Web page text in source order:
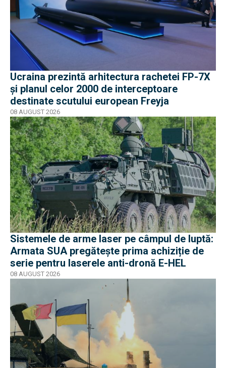
Ucraina prezintă arhitectura rachetei FP-7X
și planul celor 2000 de interceptoare
destinate scutului european Freyja
08 AUGUST 2026
Sistemele de arme laser pe câmpul de luptă:
Armata SUA pregătește prima achiziție de
serie pentru laserele anti-dronă E-HEL
08 AUGUST 2026